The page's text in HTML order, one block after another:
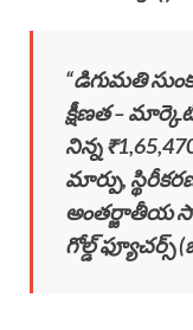
“డిగుమతి
క్షీణత –
నిన్న
మార్పు,
అంతర్జాతీయ
గోల్డ్ ఫ్యూచర్స్